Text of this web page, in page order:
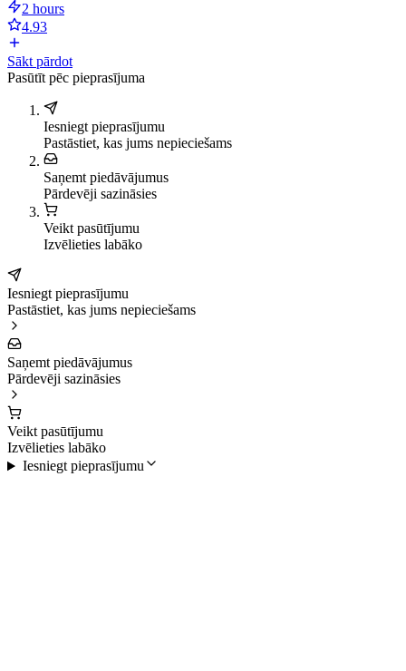
2 hours
4.93
Sākt pārdot
Pasūtīt pēc pieprasījuma
Iesniegt pieprasījumu
Pastāstiet, kas jums nepieciešams
Saņemt piedāvājumus
Pārdevēji sazināsies
Veikt pasūtījumu
Izvēlieties labāko
Iesniegt pieprasījumu
Pastāstiet, kas jums nepieciešams
Saņemt piedāvājumus
Pārdevēji sazināsies
Veikt pasūtījumu
Izvēlieties labāko
Iesniegt pieprasījumu